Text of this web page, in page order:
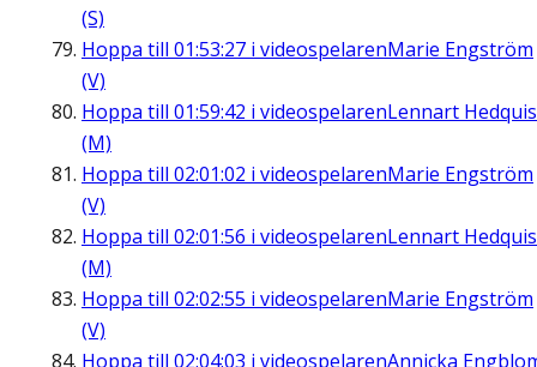
(S)
Hoppa till 01:53:27 i videospelarenMarie Engström
(V)
Hoppa till 01:59:42 i videospelarenLennart
(M)
Hoppa till 02:01:02 i videospelarenMarie Engström
(V)
Hoppa till 02:01:56 i videospelarenLennart
(M)
Hoppa till 02:02:55 i videospelarenMarie Engström
(V)
Hoppa till 02:04:03 i videospelarenAnnicka